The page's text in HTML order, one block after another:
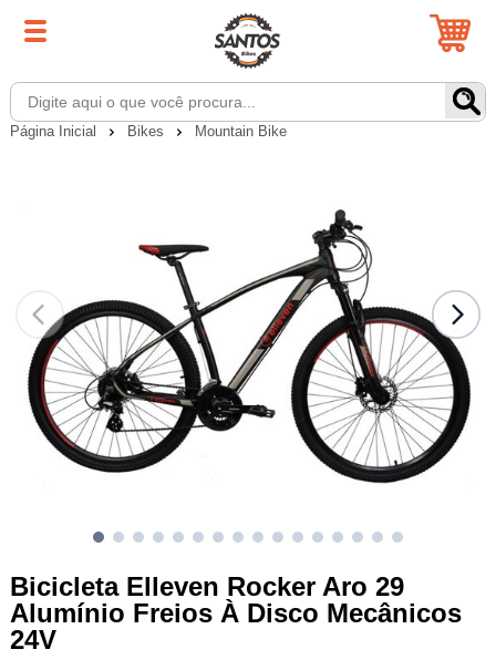
Página Inicial Bikes Mountain Bike
Bicicleta Elleven Rocker Aro 29
Alumínio Freios À Disco Mecânicos
24V